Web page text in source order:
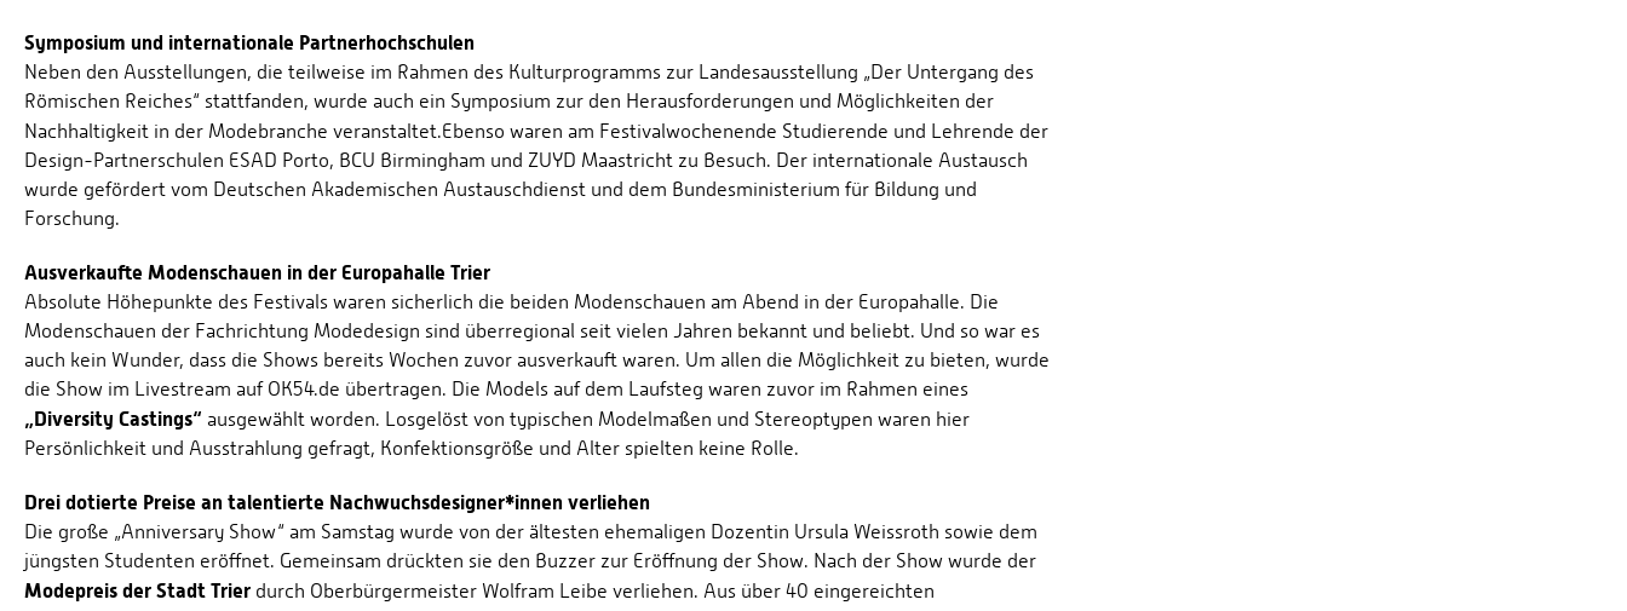
Symposium und internationale Partnerhochschulen
Neben den Ausstellungen, die teilweise im Rahmen des Kulturprogramms zur Landesausstellung „Der Untergang des
Römischen Reiches“ stattfanden, wurde auch ein Symposium zur den Herausforderungen und Möglichkeiten der
Nachhaltigkeit in der Modebranche veranstaltet.Ebenso waren am Festivalwochenende Studierende und Lehrende der
Design-Partnerschulen ESAD Porto, BCU Birmingham und ZUYD Maastricht zu Besuch. Der internationale Austausch
wurde gefördert vom Deutschen Akademischen Austauschdienst und dem Bundesministerium für Bildung und
Forschung.
Ausverkaufte Modenschauen in der Europahalle Trier
Absolute Höhepunkte des Festivals waren sicherlich die beiden Modenschauen am Abend in der Europahalle. Die
Modenschauen der Fachrichtung Modedesign sind überregional seit vielen Jahren bekannt und beliebt. Und so war es
auch kein Wunder, dass die Shows bereits Wochen zuvor ausverkauft waren. Um allen die Möglichkeit zu bieten, wurde
die Show im Livestream auf OK54.de übertragen. Die Models auf dem Laufsteg waren zuvor im Rahmen eines
„Diversity Castings“ ausgewählt worden. Losgelöst von typischen Modelmaßen und Stereoptypen waren hier
Persönlichkeit und Ausstrahlung gefragt, Konfektionsgröße und Alter spielten keine Rolle.
Drei dotierte Preise an talentierte Nachwuchsdesigner*innen verliehen
Die große „Anniversary Show“ am Samstag wurde von der ältesten ehemaligen Dozentin Ursula Weissroth sowie dem
jüngsten Studenten eröffnet. Gemeinsam drückten sie den Buzzer zur Eröffnung der Show. Nach der Show wurde der
Modepreis der Stadt Trier durch Oberbürgermeister Wolfram Leibe verliehen. Aus über 40 eingereichten